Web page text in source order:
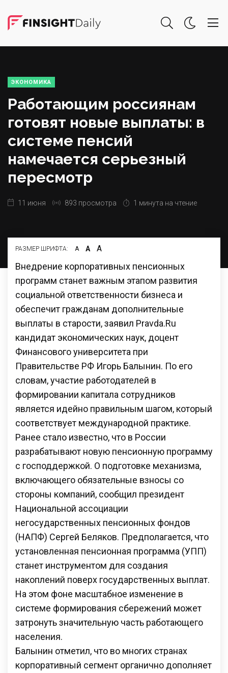
ЭКОНОМИКА
Работающим россиянам
готовят новые выплаты: в
системе пенсий
намечается серьезный
пересмотр
11 июня 893 просмотра 1 минута на чтение
РАЗМЕР ШРИФТА: А А А
Внедрение корпоративных пенсионных
программ станет важным этапом развития
социальной ответственности бизнеса и
обеспечит гражданам дополнительные
выплаты в старости, заявил Pravda.Ru
кандидат экономических наук, доцент
Финансового университета при
Правительстве РФ Игорь Балынин. По его
словам, участие работодателей в
формировании капитала сотрудников
является идейно правильным шагом, который
соответствует международной практике.
Ранее стало известно, что в России
разрабатывают новую пенсионную программу
с господдержкой. О подготовке механизма,
включающего обязательные взносы со
стороны компаний, сообщил президент
Национальной ассоциации
негосударственных пенсионных фондов
(НАПФ) Сергей Беляков. Предполагается, что
установленная пенсионная программа (УПП)
станет инструментом для создания
накоплений поверх государственных выплат.
На этом фоне масштабное изменение в
системе формирования сбережений может
затронуть значительную часть работающего
населения.
Балынин отметил, что во многих странах
корпоративный сегмент органично дополняет